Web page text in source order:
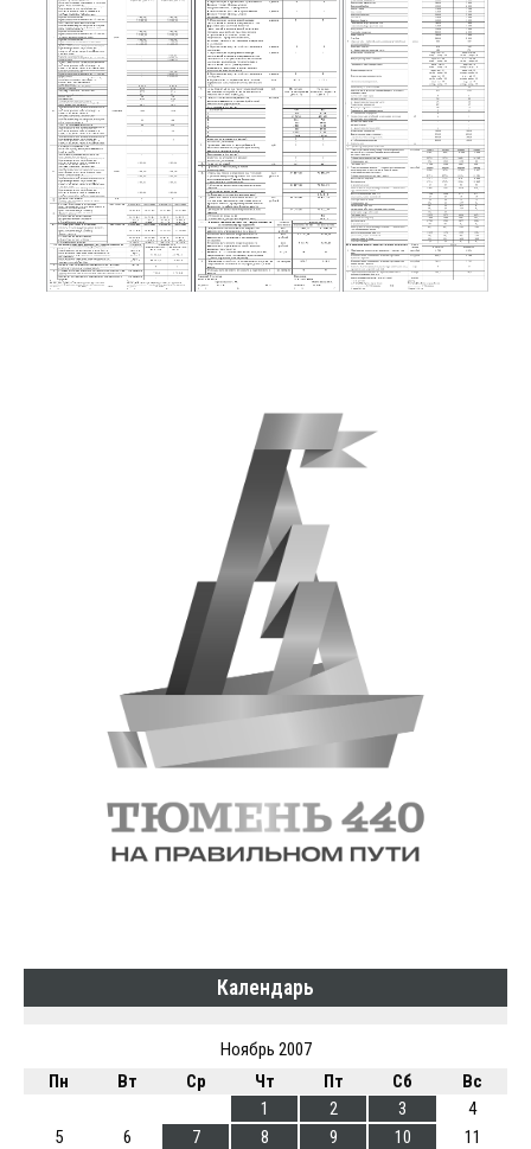
Календарь
Ноябрь 2007
Пн
Вт Ср Чт Пт Сб
Вс
1
2 3
4
5
6 7 8 9 10
11